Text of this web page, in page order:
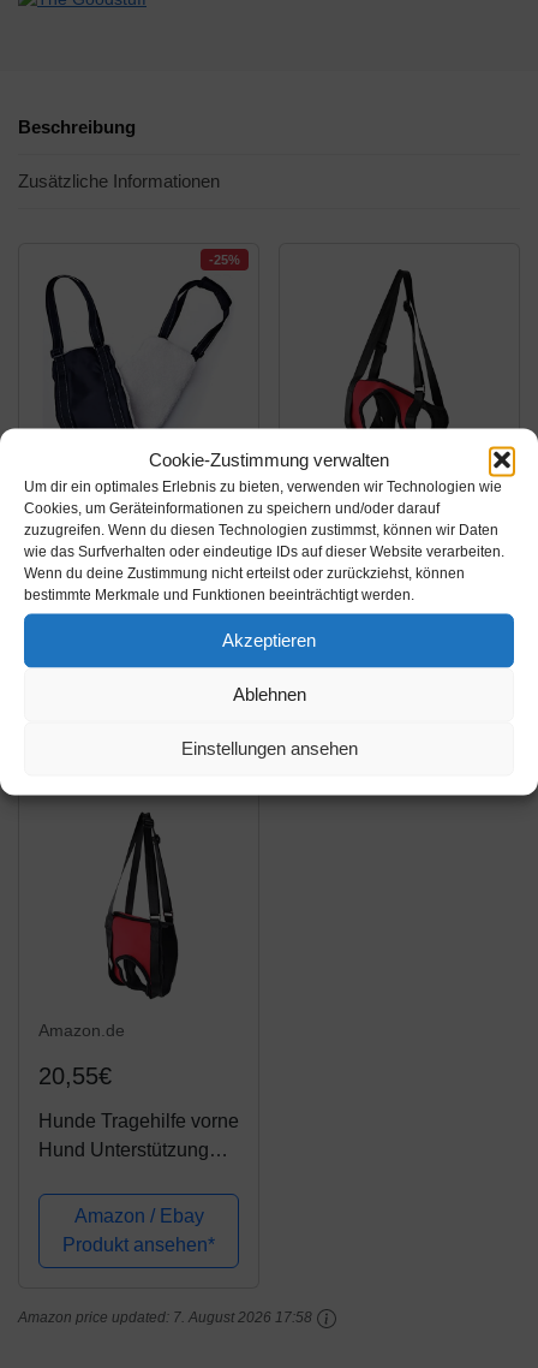
Cookie-Zustimmung verwalten
Um dir ein optimales Erlebnis zu bieten, verwenden wir Technologien wie
Cookies, um Geräteinformationen zu speichern und/oder darauf
zuzugreifen. Wenn du diesen Technologien zustimmst, können wir Daten
wie das Surfverhalten oder eindeutige IDs auf dieser Website verarbeiten.
Wenn du deine Zustimmung nicht erteilst oder zurückziehst, können
bestimmte Merkmale und Funktionen beeinträchtigt werden.
Akzeptieren
Ablehnen
Einstellungen ansehen
Beschreibung
Zusätzliche Informationen
-25%
Amazon.de
12,74€
16,99€ PRIME
PRIME
Hundegeschirr Hunde
Kleine, Mittelgroße und
Rehabilitation
Tragegurt...
Amazon.de
20,15€
Hundegeschirr Hunde
Tragehilfe Gehhilfe für
Rehabilitation der
Vorder- und
Hinterbeine des
Bein )
Amazon.de
20,55€
Hunde Tragehilfe vorne
Hund Unterstützung
Heben Ziehen Weste
Sling Unterstützung
Rehabilitation für Alte
(Front Leg -...
Amazon / Ebay
Produkt ansehen*
Amazon price updated: 7. August 2026 17:58